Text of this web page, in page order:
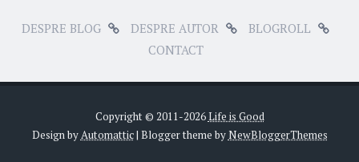
DESPRE BLOG DESPRE AUTOR
BLOGROLL
CONTACT
Copyright © 2011-2026Life is Good
Design byAutomattic| Blogger theme byNewBloggerThemes